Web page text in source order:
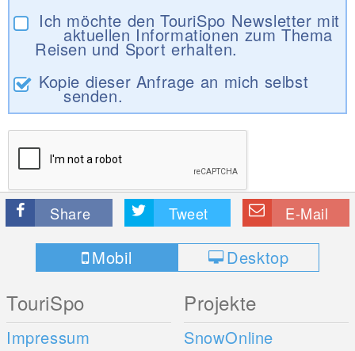
Ich möchte den TouriSpo Newsletter mit
aktuellen Informationen zum Thema
Reisen und Sport erhalten.
Kopie dieser Anfrage an mich selbst
senden.
Share Tweet E-Mail
Mobil Desktop
TouriSpo
Impressum
Projekte
SnowOnline